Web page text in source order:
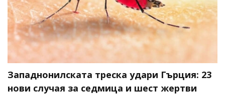
Западнонилската треска удари Гърция: 23
нови случая за седмица и шест жертви